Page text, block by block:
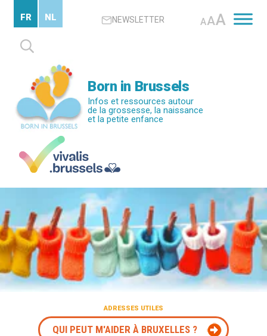
contenu
principal
NEWSLETTER AAA
Rechercher :
FR NL
Born in Brussels
Infos et ressources autour
de la grossesse, la naissance
et la petite enfance
ADRESSES UTILES
QUI PEUT M'AIDER À BRUXELLES ?